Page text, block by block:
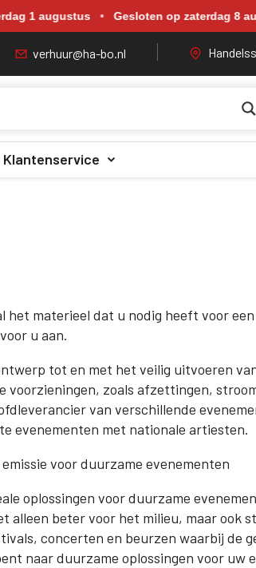
1 augustus • Gesloten op zaterdag 8
verhuur@ha-bo.nl
Klantenservice
het materieel dat u nodig heeft voor
u aan.
tot en met het veilig uitvoeren
voorzieningen, zoals afzettingen,
van verschillende
evenementen met nationale artiesten.
voor duurzame evenementen
oplossingen voor duurzame
alleen beter voor het milieu, maar ook
concerten en beurzen waarbij de
naar duurzame oplossingen voor uw